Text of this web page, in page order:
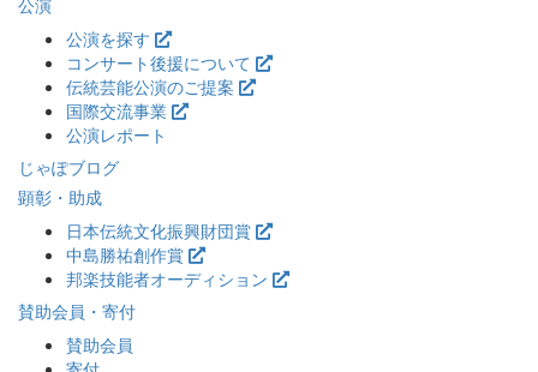
公演
公演を探す
コンサート後援について
伝統芸能公演のご提案
国際交流事業
公演レポート
じゃぽブログ
顕彰・助成
日本伝統文化振興財団賞
中島勝祐創作賞
邦楽技能者オーディション
賛助会員・寄付
賛助会員